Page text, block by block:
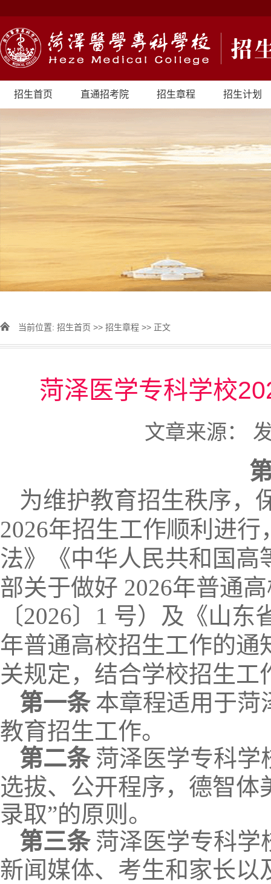
招生首页 直通招考院 招生章程 招生计划
当前位置: 招生首页 >> 招生章程 >> 正文
菏泽医学专科学校
文章来源：
为维护教育招生秩序，
2026年招生工作顺利 进行
法》《中华人民共和国
部关于做好 2026年普通
〔2026〕1 号） 及《山东
年普通高校招生工作的通
关规定，结合学校招生工
第一条 本章程适用于菏
教育招生工作。
第二条 菏泽医学专科学
选拔、公开程序，德智
录取”的原则。
第三条 菏泽医学专科学
新闻媒体、考生和家长以